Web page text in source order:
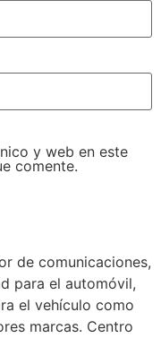
y web en este
comente.
de comunicaciones,
para el automóvil,
el vehículo como
marcas. Centro